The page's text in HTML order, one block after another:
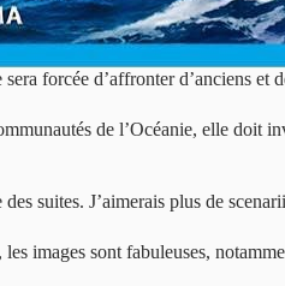
forcée d’affronter d’anciens
de l’Océanie, elle
suites. J’aimerais plus de
images sont fabuleuses,